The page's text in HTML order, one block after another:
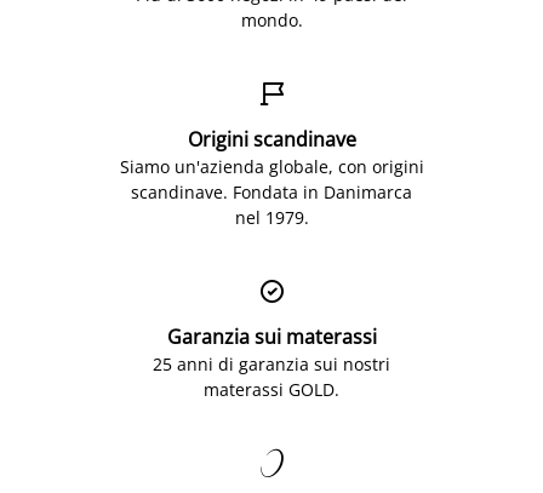
mondo.

Origini scandinave
Siamo un'azienda globale, con origini
scandinave. Fondata in Danimarca
nel 1979.

Garanzia sui materassi
25 anni di garanzia sui nostri
materassi GOLD.
